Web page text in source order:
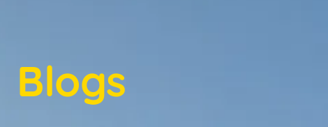
Blogs